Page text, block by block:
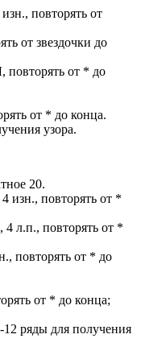
повторять от
от звездочки до
от * до
от * до конца.
узора.
20.
изн., повторять от *
л.п., повторять от *
повторять от * до
от * до конца;
ряды для получения